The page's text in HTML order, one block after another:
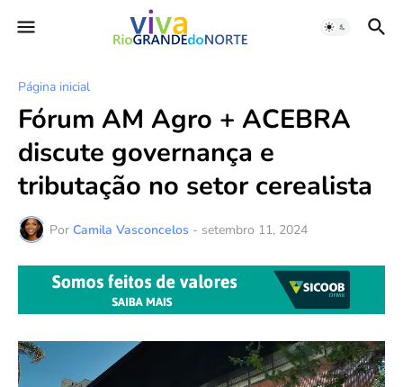
Página inicial
Fórum AM Agro + ACEBRA
discute governança e
tributação no setor cerealista
Por Camila Vasconcelos - setembro 11, 2024